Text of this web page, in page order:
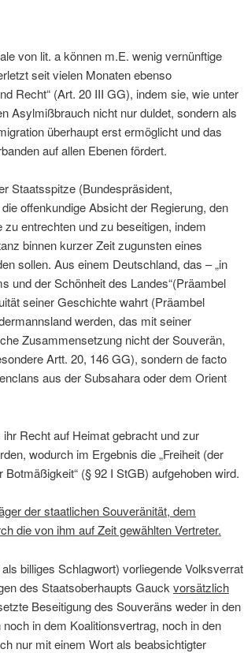
von lit. a können m.E. wenig vernünftige
seit vielen Monaten ebenso
Recht“ (Art. 20 III GG), indem sie, wie unter
Asylmißbrauch nicht nur duldet, sondern als
überhaupt erst ermöglicht und das
auf allen Ebenen fördert.
Staatsspitze (Bundespräsident,
offenkundige Absicht der Regierung, den
entrechten und zu beseitigen, indem
binnen kurzer Zeit zugunsten eines
sollen. Aus einem Deutschland, das – „in
und der Schönheit des Landes“(Präambel
seiner Geschichte wahrt (Präambel
werden, das mit seiner
Zusammensetzung nicht der Souverän,
Artt. 20, 146 GG), sondern de facto
aus der Subsahara oder dem Orient
Recht auf Heimat gebracht und zur
wodurch im Ergebnis die „Freiheit (der
(§ 92 I StGB) aufgehoben wird.
der staatlichen Souveränität, dem
die von ihm auf Zeit gewählten Vertreter.
billiges Schlagwort) vorliegende Volksverrat
des Staatsoberhaupts Gauck vorsätzlich
Beseitigung des Souveräns weder in den
in dem Koalitionsvertrag, noch in den
nur mit einem Wort als beabsichtigter